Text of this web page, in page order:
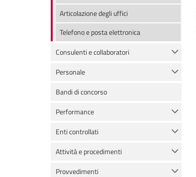
Articolazione degli uffici
Telefono e posta elettronica
Consulenti e collaboratori
Personale
Bandi di concorso
Performance
Enti controllati
Attività e procedimenti
Provvedimenti